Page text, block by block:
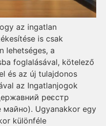
az ingatlan
is csak
lehetséges, a
foglalásával, kötelező
és az új tulajdonos
az Ingatlanjogok
реєстр
майно). Ugyanakkor egy
különféle